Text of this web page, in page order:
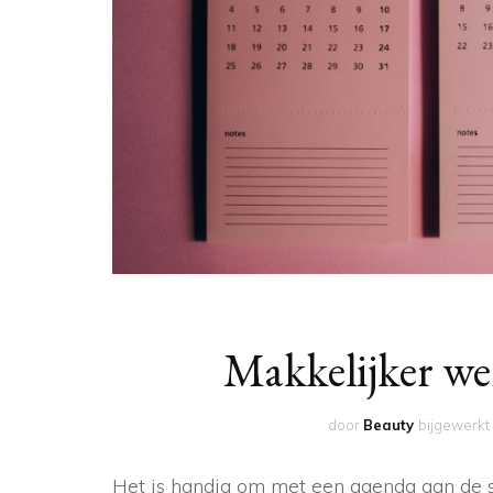
Makkelijker
door Beauty
Het is handig om met een agenda aan